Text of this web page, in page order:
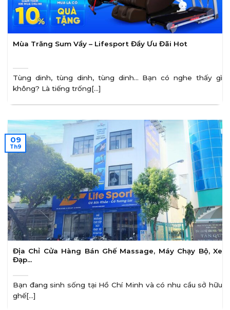
Mùa Trăng Sum Vầy – Lifesport Đầy Ưu Đãi Hot
Tùng dinh, tùng dinh, tùng dinh… Bạn có nghe thấy gì
không? Là tiếng trống[...]
Địa Chỉ Cửa Hàng Bán Ghế Massage, Máy Chạy Bộ, Xe
Đạp…
Bạn đang sinh sống tại Hồ Chí Minh và có nhu cầu sở hữu
ghế[...]
09
Th9